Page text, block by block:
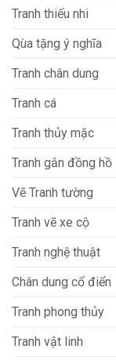
Tranh thiếu nhi
Qùa tặng ý nghĩa
Tranh chân dung
Tranh cá
Tranh thủy mặc
Tranh gắn đồng hồ
Vẽ Tranh tường
Tranh vẽ xe cộ
Tranh nghệ thuật
Chân dung cổ điển
Tranh phong thủy
Tranh vật linh